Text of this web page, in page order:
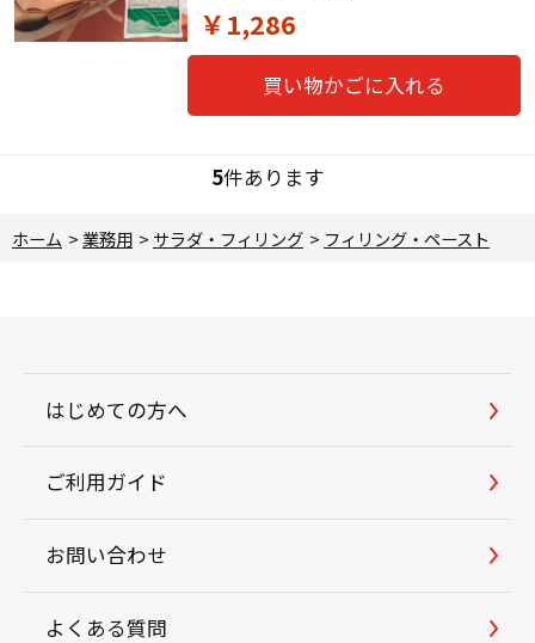
￥1,286
買い物かごに入れる
5件あります
ホーム >業務用 > サラダ・フィリング > フィリング・ペースト
はじめての方へ
ご利用ガイド
お問い合わせ
よくある質問